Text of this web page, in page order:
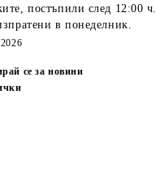
постъпили след 12:00 ч.
в понеделник.
се за новини